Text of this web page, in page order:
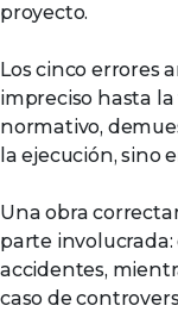
proyecto.
Los cinco errores
impreciso hasta
normativo,
la ejecución, sino
Una obra
parte involucrada:
accidentes,
caso de